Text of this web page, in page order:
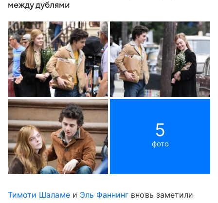
между дублями
5
фото
Тимоти Шаламеи Эль Фаннинг вновь заметили